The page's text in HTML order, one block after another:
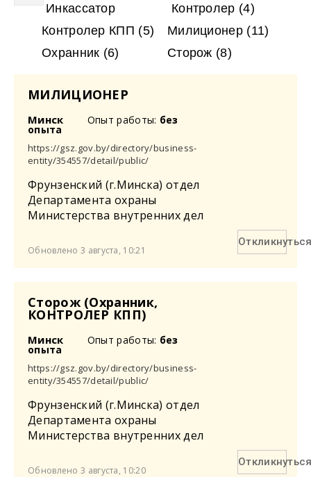
Инкассатор
Контролер (4)
Контролер КПП (5) Милиционер (11)
Охранник (6) Сторож (8)
МИЛИЦИОНЕР
Минск Опыт работы: без
опыта
https://gsz.gov.by/directory/business-
entity/354557/detail/public/
Фрунзенский (г.Минска) отдел
Департамента охраны
Министерства внутренних дел
Обновлено 3 августа, 10:21
Сторож (Охранник,
КОНТРОЛЕР КПП)
Минск Опыт работы: без
опыта
https://gsz.gov.by/directory/business-
entity/354557/detail/public/
Фрунзенский (г.Минска) отдел
Департамента охраны
Министерства внутренних дел
Обновлено 3 августа, 10:20